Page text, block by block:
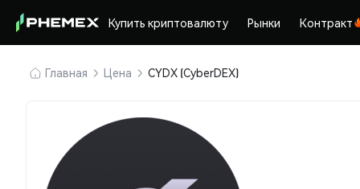
Купить криптовалюту Рынки Контракт
Главная Цена CYDX (CyberDEX)